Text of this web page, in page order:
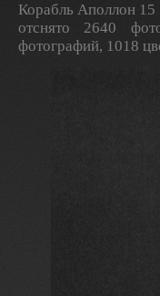
Корабль Аполлон 15
отснято 2640
фотографий, 1018